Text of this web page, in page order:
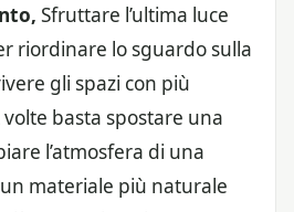
Sfruttare l’ultima luce
riordinare lo sguardo sulla
gli spazi con più
volte basta spostare una
l’atmosfera di una
materiale più naturale